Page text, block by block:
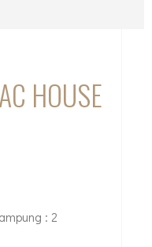
HOUSE
: 2